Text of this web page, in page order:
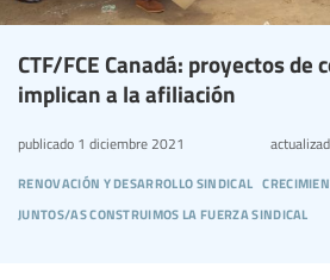
CTF/FCE Canadá: proyectos de
implican a la afiliación
renovación y desarrollo sindical
juntos/as construimos la fuerza sindical
publicado 1 diciembre 2021